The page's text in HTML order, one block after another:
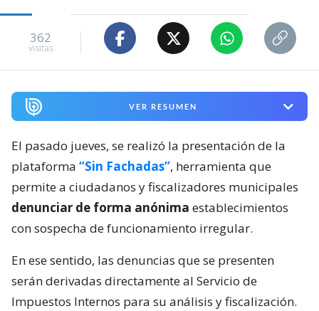
362
visitas
VER RESUMEN
El pasado jueves, se realizó la presentación de la
plataforma “Sin Fachadas”, herramienta que
permite a ciudadanos y fiscalizadores municipales
denunciar de forma anónima establecimientos
con sospecha de funcionamiento irregular.
En ese sentido, las denuncias que se presenten
serán derivadas directamente al Servicio de
Impuestos Internos para su análisis y fiscalización.